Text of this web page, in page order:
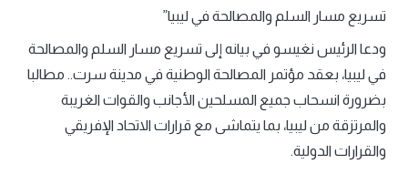
تسريع مسار السلم والمصالحة في ليبيا”
ودعا الرئيس نغيسو في بيانه إلى تسريع مسار السلم والمصالحة
في ليبيا، بعقد مؤتمر المصالحة الوطنية في مدينة سرت.. مطالبا
بضرورة انسحاب جميع المسلحين الأجانب والقوات الغريبة
والمرتزقة من ليبيا، بما يتماشى مع قرارات الاتحاد الإفريقي
والقرارات الدولية.